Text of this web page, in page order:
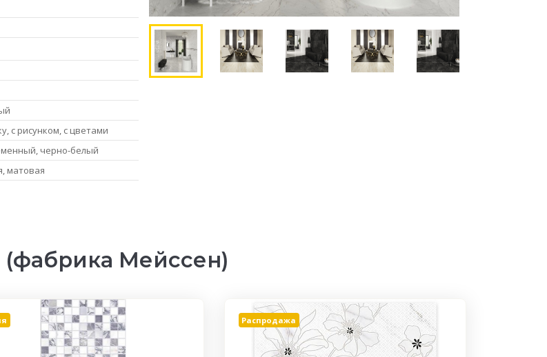
с рисунком, с цветами
черно-белый
матовая
Мейссен)
Распродажа